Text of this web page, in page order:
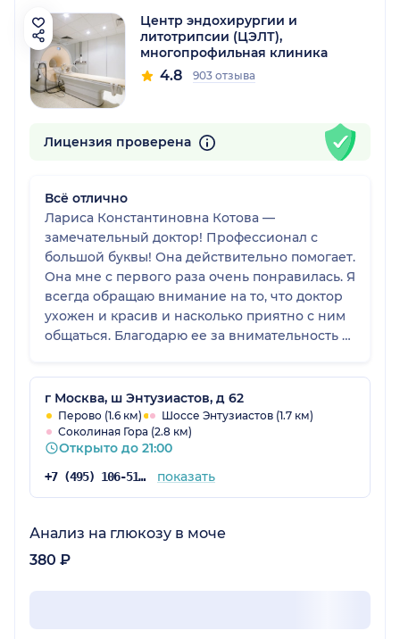
Центр эндохирургии и
литотрипсии (ЦЭЛТ),
многопрофильная клиника
4.8 903 отзыва
Лицензия проверена
Всё отлично
Лариса Константиновна Котова —
замечательный доктор! Профессионал с
большой буквы! Она действительно помогает.
Она мне с первого раза очень понравилась. Я
всегда обращаю внимание на то, что доктор
ухожен и красив и насколько приятно с ним
общаться. Благодарю ее за внимательность и
г Москва, ш Энтузиастов, д 62
Перово (1.6 км)
Шоссе Энтузиастов (1.7 км)
Соколиная Гора (2.8 км)
Открыто до 21:00
+7 (495) 106-51-98 показать
Анализ на глюкозу в моче
380 ₽